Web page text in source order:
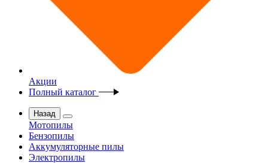
Акции
Полный каталог
Назад
Мотопилы
Бензопилы
Аккумуляторные пилы
Электропилы